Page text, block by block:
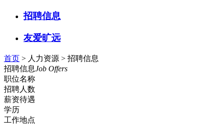
招聘信息
友爱旷远
首页 > 人力资源 > 招聘信息
招聘信息Job Offers
职位名称
招聘人数
薪资待遇
学历
工作地点